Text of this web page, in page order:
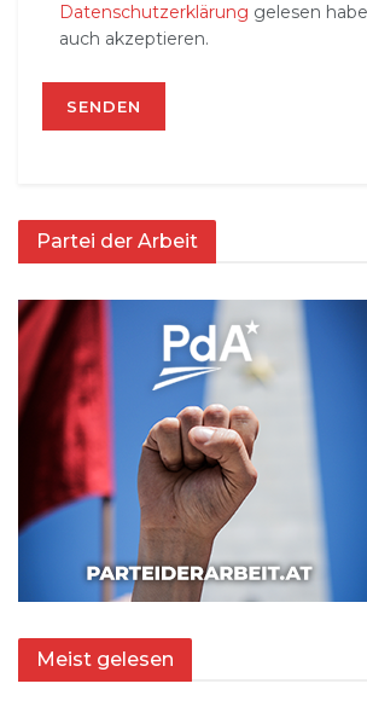
Datenschutzerklärung gelesen
auch akzeptieren.
Partei der Arbeit
Meist gelesen